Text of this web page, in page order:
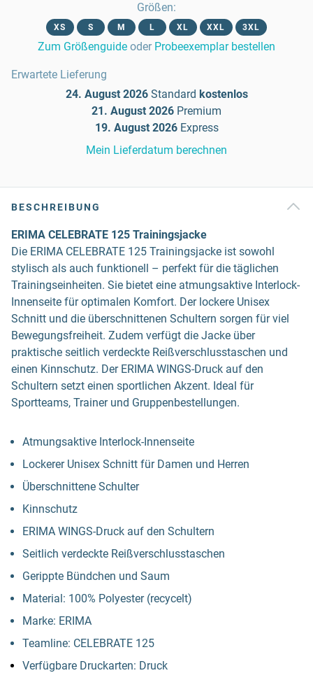
Größen:
XS S M L XL XXL 3XL
Zum Größenguide oder Probeexemplar bestellen
Erwartete Lieferung
24. August 2026 Standard kostenlos
21. August 2026 Premium
19. August 2026 Express
Mein Lieferdatum berechnen
BESCHREIBUNG
ERIMA CELEBRATE 125 Trainingsjacke
Die ERIMA CELEBRATE 125 Trainingsjacke ist sowohl
stylisch als auch funktionell – perfekt für die täglichen
Trainingseinheiten. Sie bietet eine atmungsaktive Interlock-
Innenseite für optimalen Komfort. Der lockere Unisex
Schnitt und die überschnittenen Schultern sorgen für viel
Bewegungsfreiheit. Zudem verfügt die Jacke über
praktische seitlich verdeckte Reißverschlusstaschen und
einen Kinnschutz. Der ERIMA WINGS-Druck auf den
Schultern setzt einen sportlichen Akzent. Ideal für
Sportteams, Trainer und Gruppenbestellungen.
Atmungsaktive Interlock-Innenseite
Lockerer Unisex Schnitt für Damen und Herren
Überschnittene Schulter
Kinnschutz
ERIMA WINGS-Druck auf den Schultern
Seitlich verdeckte Reißverschlusstaschen
Gerippte Bündchen und Saum
Material: 100% Polyester (recycelt)
Marke: ERIMA
Teamline: CELEBRATE 125
Verfügbare Druckarten: Druck